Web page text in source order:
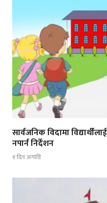
सार्वजनिक विदामा
नपार्न निर्देशन
१ दिन अगाडि